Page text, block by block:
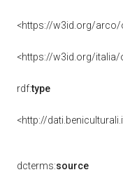
<https://w3id.org/
<https://w3id.org/
rdf:type
<http://
dcterms:source